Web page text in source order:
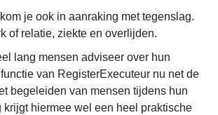
je ook in aanraking met tegenslag.
of relatie, ziekte en overlijden.
lang mensen adviseer over hun
van RegisterExecuteur nu net de
begeleiden van mensen tijdens hun
krijgt hiermee wel een heel praktische